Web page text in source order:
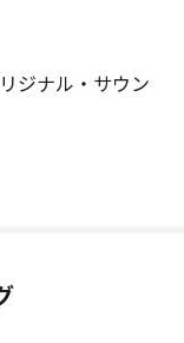
ジナル・サウン